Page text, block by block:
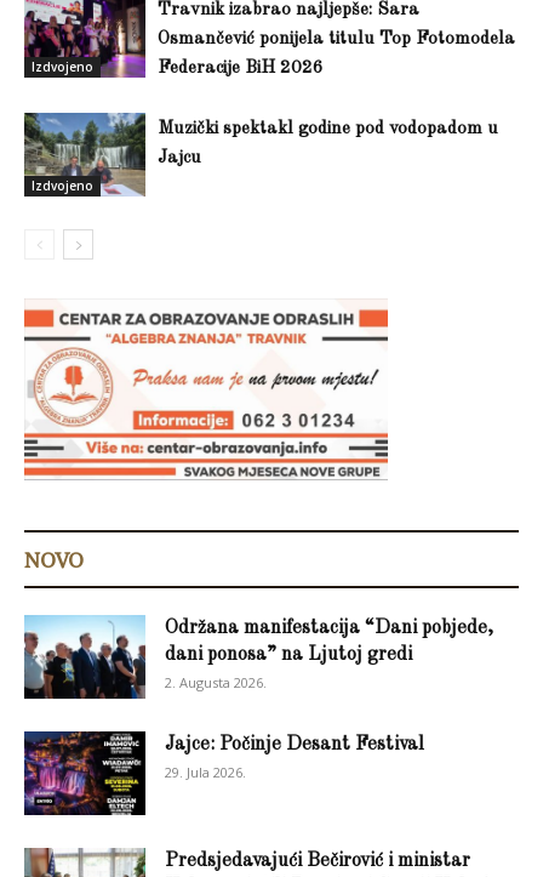
Izdvojeno
Travnik izabrao najljepše: Sara
Osmančević ponijela titulu Top Fotomodela
Federacije BiH 2026
Izdvojeno
Muzički spektakl godine pod vodopadom u
Jajcu
NOVO
Održana manifestacija “Dani pobjede,
dani ponosa” na Ljutoj gredi
2. Augusta 2026.
Jajce: Počinje Desant Festival
29. Jula 2026.
Predsjedavajući Bečirović i ministar